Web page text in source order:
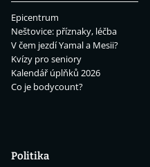
Epicentrum
Neštovice: příznaky, léčba
V čem jezdí Yamal a Mesii?
Kvízy pro seniory
Kalendář úplňků 2026
Co je bodycount?
Politika